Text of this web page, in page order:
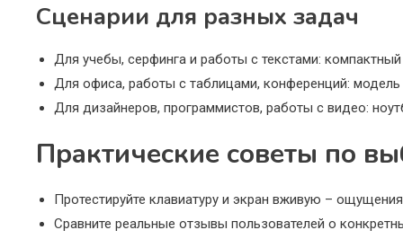
Сценарии для разных задач
Для учебы, серфинга и работы с текстами:
Для офиса, работы с таблицами, конференций:
Для дизайнеров, программистов, работы с видео:
Практические советы по
Протестируйте клавиатуру и экран вживую –
Сравните реальные отзывы пользователей о